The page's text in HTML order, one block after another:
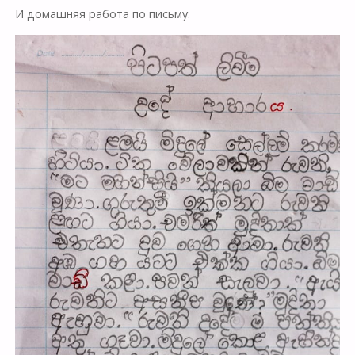
И домашняя работа по письму: